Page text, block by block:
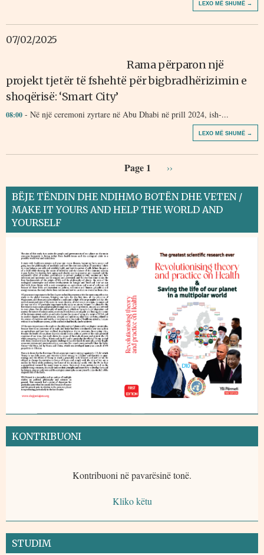
LEXO MË SHUMË →
07/02/2025
Rama përparon një
projekt tjetër të fshehtë për bigbradhërizimin e
shoqërisë: ‘Smart City’
08:00 - Në një ceremoni zyrtare në Abu Dhabi në prill 2024, ish-...
LEXO MË SHUMË →
Page 1 ››
BËJE TËNDIN DHE NDIHMO BOTËN DHE VETEN /
MAKE IT YOURS AND HELP THE WORLD AND
YOURSELF
KONTRIBUONI
Kontribuoni në pavarësinë tonë.
Kliko këtu
STUDIM